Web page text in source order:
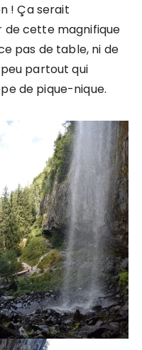
! Ça serait
de cette magnifique
pas de table, ni de
partout qui
de pique-nique.